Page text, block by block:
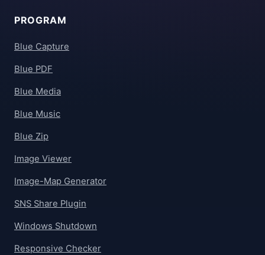
PROGRAM
Blue Capture
Blue PDF
Blue Media
Blue Music
Blue Zip
Image Viewer
Image-Map Generator
SNS Share Plugin
Windows Shutdown
Responsive Checker